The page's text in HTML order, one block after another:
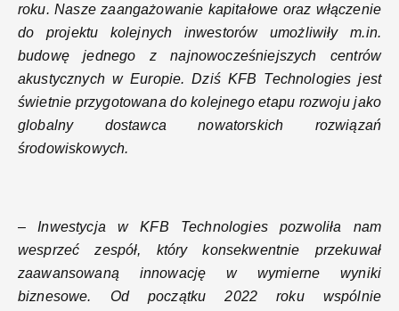
roku.Nasze zaangażowanie kapitałowe oraz włączenie
do projektu kolejnych inwestorów umożliwiły m.in.
budowę jednego z najnowocześniejszych centrów
akustycznych w Europie. Dziś KFB Technologies jest
świetnie przygotowana do kolejnego etapu rozwoju jako
globalny dostawca nowatorskich rozwiązań
środowiskowych.
– Inwestycja w KFB Technologies pozwoliła nam
wesprzeć zespół, który konsekwentnie przekuwał
zaawansowaną innowację w wymierne wyniki
biznesowe. Od początku 2022 roku wspólnie